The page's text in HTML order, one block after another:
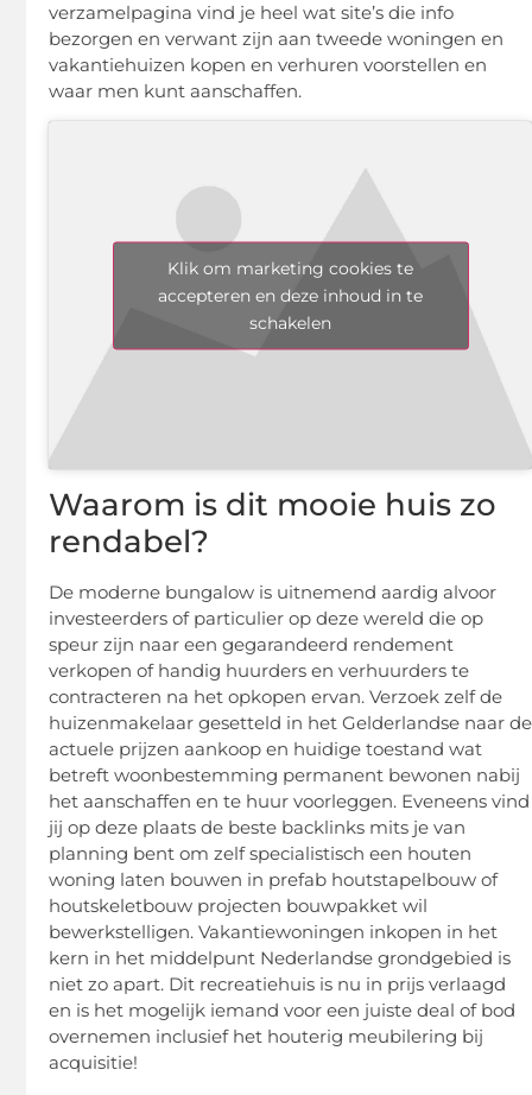
verzamelpagina vind je heel wat site’s die info
bezorgen en verwant zijn aan tweede woningen en
vakantiehuizen kopen en verhuren voorstellen en
waar men kunt aanschaffen.
Klik om marketing cookies te
accepteren en deze inhoud in te
schakelen
Waarom is dit mooie huis zo
rendabel?
De moderne bungalow is uitnemend aardig alvoor
investeerders of particulier op deze wereld die op
speur zijn naar een gegarandeerd rendement
verkopen of handig huurders en verhuurders te
contracteren na het opkopen ervan. Verzoek zelf de
huizenmakelaar gesetteld in het Gelderlandse naar de
actuele prijzen aankoop en huidige toestand wat
betreft woonbestemming permanent bewonen nabij
het aanschaffen en te huur voorleggen. Eveneens vind
jij op deze plaats de beste backlinks mits je van
planning bent om zelf specialistisch een houten
woning laten bouwen in prefab houtstapelbouw of
houtskeletbouw projecten bouwpakket wil
bewerkstelligen. Vakantiewoningen inkopen in het
kern in het middelpunt Nederlandse grondgebied is
niet zo apart. Dit recreatiehuis is nu in prijs verlaagd
en is het mogelijk iemand voor een juiste deal of bod
overnemen inclusief het houterig meubilering bij
acquisitie!